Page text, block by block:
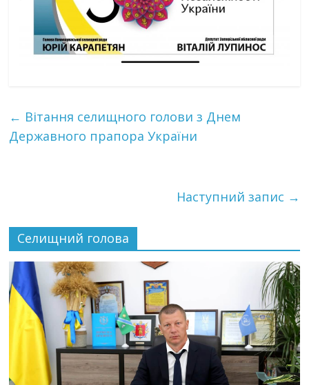
← Вітання селищного голови з Днем
Державного прапора України
Наступний запис →
Селищний голова